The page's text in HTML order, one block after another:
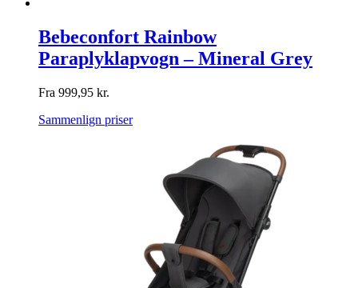
Bebeconfort Rainbow
Paraplyklapvogn – Mineral Grey
Fra 999,95 kr.
Sammenlign priser